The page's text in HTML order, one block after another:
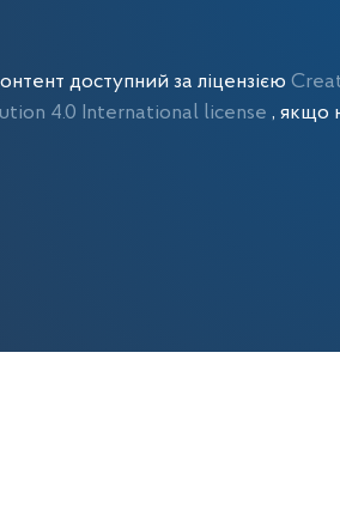
доступний за ліцензією
4.0 International license , якщо